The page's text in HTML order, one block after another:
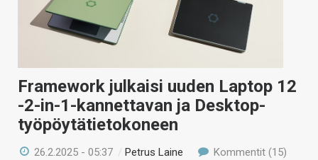
Framework julkaisi uuden Laptop 12
-2-in-1-kannettavan ja Desktop-
työpöytätietokoneen
26.2.2025 - 05:37 / Petrus Laine Kommentit (15)